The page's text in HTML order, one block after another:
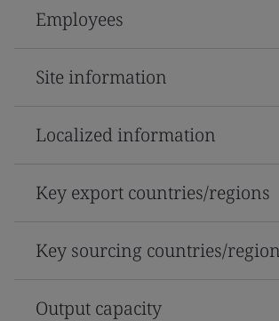
Employees
Site information
Localized information
Key export countries/regions
Key sourcing countries/
Output capacity